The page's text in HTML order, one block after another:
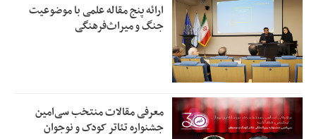
ارائه پنج مقاله علمی با موضوعیت
جنگ و میراث‌فرهنگی
معرفی مقالات منتخب سی‌امین
جشنواره تئاتر کودک و نوجوان